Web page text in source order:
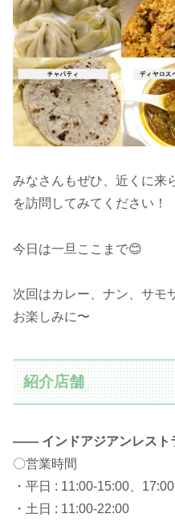
みなさんもぜひ、近くに来
を訪問してみてください！
今日は一旦ここまで😊
次回はカレー、ナン、サモ
お楽しみに〜
紹介店舗
—— インドアジアンレスト
〇営業時間
・平日 : 11:00-15:00、
・土日 : 11:00-22:00